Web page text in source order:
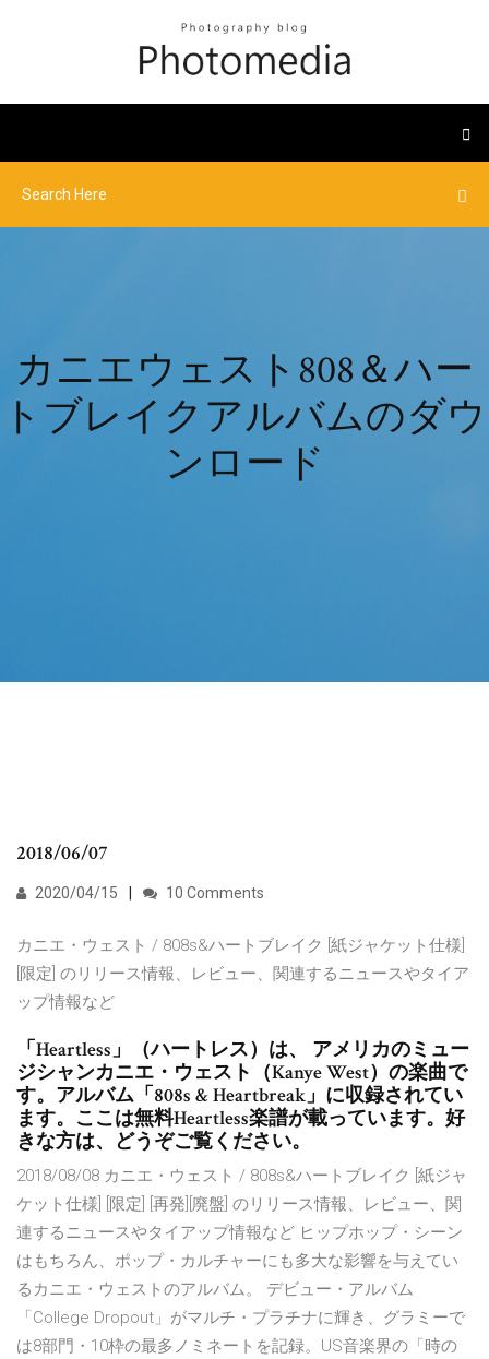
カニエウェスト808＆ハー
トブレイクアルバムのダウ
ンロード
2018/06/07
2020/04/15 10 Comments
カニエ・ウェスト / 808s&ハートブレイク [紙ジャケット仕様]
[限定] のリリース情報、レビュー、関連するニュースやタイア
ップ情報など
「Heartless」（ハートレス）は、 アメリカのミュー
ジシャンカニエ・ウェスト（Kanye West）の楽曲で
す。アルバム「808s & Heartbreak」に収録されてい
ます。ここは無料Heartless楽譜が載っています。好
きな方は、どうぞご覧ください。
2018/08/08 カニエ・ウェスト / 808s&ハートブレイク [紙ジャ
ケット仕様] [限定] [再発][廃盤] のリリース情報、レビュー、関
連するニュースやタイアップ情報など ヒップホップ・シーン
はもちろん、ポップ・カルチャーにも多大な影響を与えてい
るカニエ・ウェストのアルバム。 デビュー・アルバム
「College Dropout」がマルチ・プラチナに輝き、グラミーで
は8部門・10枠の最多ノミネートを記録。US音楽界の「時の